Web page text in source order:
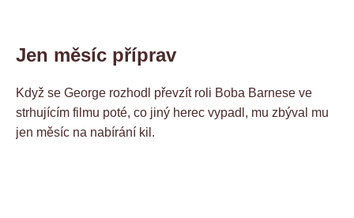
Jen měsíc příprav
Když se George rozhodl převzít roli Boba Barnese ve
strhujícím filmu poté, co jiný herec vypadl, mu zbýval mu
jen měsíc na nabírání kil.